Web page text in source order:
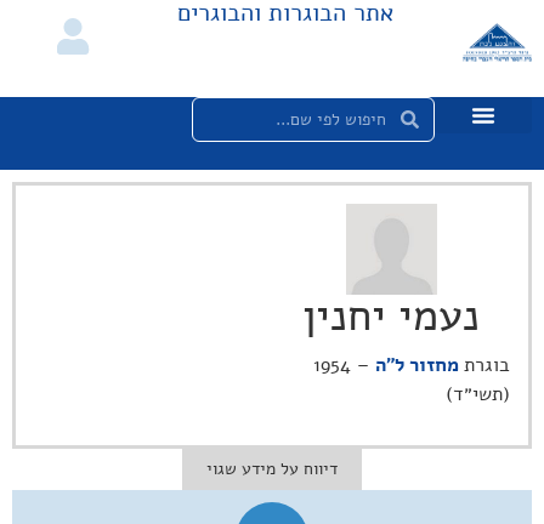
אתר הבוגרות והבוגרים
נעמי יחנין
בוגרתמחזור ל"ה
– 1954
(תשי״ד)
דיווח על מידע שגוי